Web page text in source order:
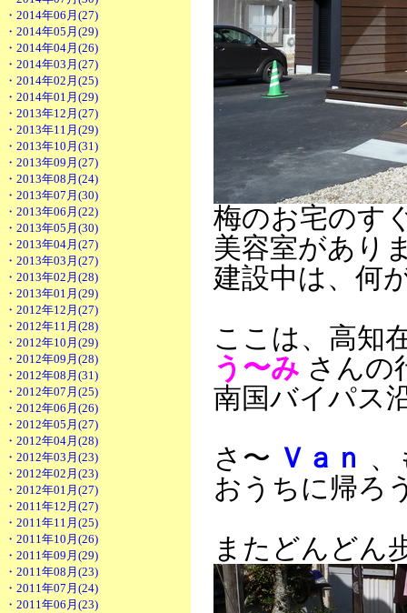
・2014年06月(27)
・2014年05月(29)
・2014年04月(26)
・2014年03月(27)
・2014年02月(25)
・2014年01月(29)
・2013年12月(27)
・2013年11月(29)
・2013年10月(31)
・2013年09月(27)
・2013年08月(24)
・2013年07月(30)
・2013年06月(22)
・2013年05月(30)
・2013年04月(27)
・2013年03月(27)
・2013年02月(28)
・2013年01月(29)
・2012年12月(27)
・2012年11月(28)
・2012年10月(29)
・2012年09月(28)
・2012年08月(31)
・2012年07月(25)
・2012年06月(26)
・2012年05月(27)
・2012年04月(28)
・2012年03月(23)
・2012年02月(23)
・2012年01月(27)
・2011年12月(27)
・2011年11月(25)
・2011年10月(26)
・2011年09月(29)
・2011年08月(23)
・2011年07月(24)
・2011年06月(23)
梅のお宅のす
美容室があり
建設中は、何
ここは、高知
う〜み さんの
南国バイパス
さ〜 Ｖａｎ 、
おうちに帰ろ
またどんどん